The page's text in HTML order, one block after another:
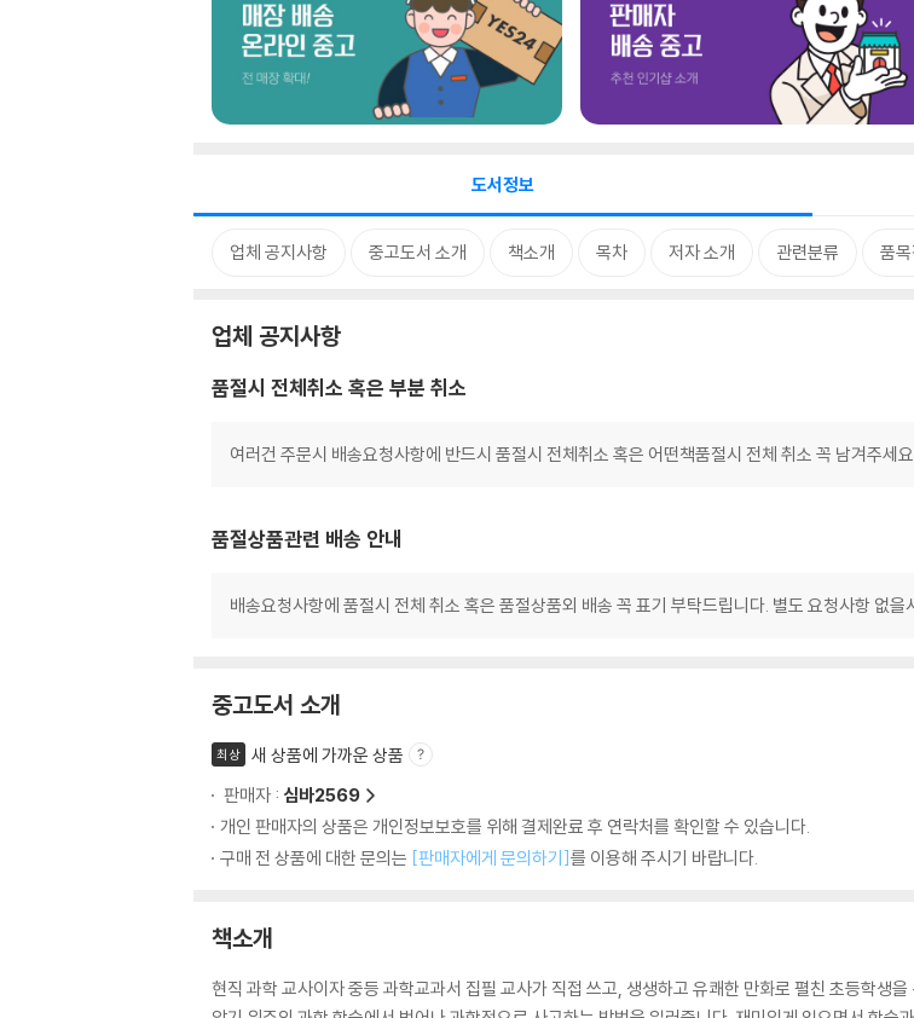
도서정보
업체 공지사항 중고도서 소개 책소개 목차 저자 소개 관련분류 품
업체 공지사항
품절시 전체취소 혹은 부분 취소
여러건 주문시 배송요청사항에 반드시 품절시 전체취소 혹은 어떤책품절시 전체 취소 꼭 남겨주세
품절상품관련 배송 안내
배송요청사항에 품절시 전체 취소 혹은 품절상품외 배송 꼭 표기 부탁드립니다. 별도 요청사항 없
중고도서 소개
최상
새 상품에 가까운 상품
판매자 : 심바2569
개인 판매자의 상품은 개인정보보호를 위해 결제완료 후 연락처를 확인할 수 있습니다.
구매 전 상품에 대한 문의는 [판매자에게 문의하기]를 이용해 주시기 바랍니다.
책소개
현직 과학 교사이자 중등 과학교과서 집필 교사가 직접 쓰고, 생생하고 유쾌한 만화로 펼친 초등학생